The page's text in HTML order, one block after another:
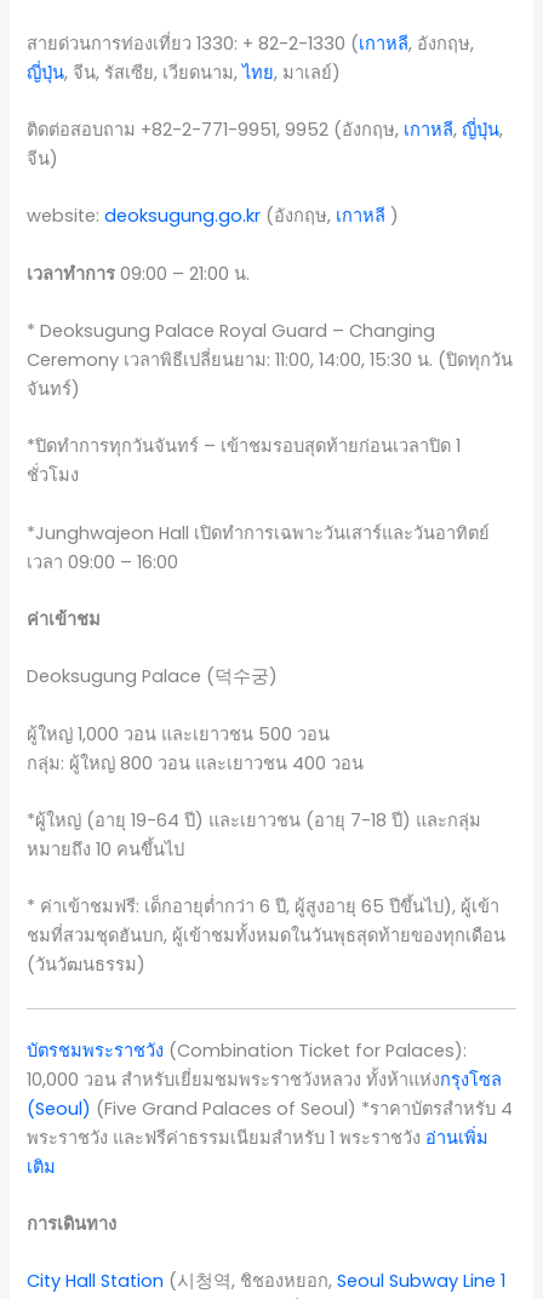
สายด่วนการท่องเที่ยว 1330: + 82-2-1330 (เกาหลี, อังกฤษ,
ญี่ปุ่น, จีน, รัสเซีย, เวียดนาม,ไทย, มาเลย์)
ติดต่อสอบถาม +82-2-771-9951, 9952 (อังกฤษ, เกาหลี,ญี่ปุ่น,
จีน)
website:deoksugung.go.kr (อังกฤษ, เกาหลี )
เวลาทำการ09:00 – 21:00 น.
* Deoksugung Palace Royal Guard – Changing
Ceremony เวลาพิธีเปลี่ยนยาม: 11:00, 14:00, 15:30 น. (ปิดทุกวัน
จันทร์)
*ปิดทำการทุกวันจันทร์ – เข้าชมรอบสุดท้ายก่อนเวลาปิด 1
ชั่วโมง
*Junghwajeon Hall เปิดทำการเฉพาะวันเสาร์และวันอาทิตย์
เวลา 09:00 – 16:00
ค่าเข้าชม
Deoksugung Palace (덕수궁)
ผู้ใหญ่ 1,000 วอน และเยาวชน 500 วอน
กลุ่ม: ผู้ใหญ่ 800 วอน และเยาวชน 400 วอน
*ผู้ใหญ่ (อายุ 19-64 ปี) และเยาวชน (อายุ 7-18 ปี) และกลุ่ม
หมายถึง 10 คนขึ้นไป
* ค่าเข้าชมฟรี: เด็กอายุต่ำกว่า 6 ปี, ผู้สูงอายุ 65 ปีขึ้นไป), ผู้เข้า
ชมที่สวมชุดฮันบก, ผู้เข้าชมทั้งหมดในวันพุธสุดท้ายของทุกเดือน
(วันวัฒนธรรม)
บัตรชมพระราชวัง (Combination Ticket for Palaces):
10,000 วอน สำหรับเยี่ยมชมพระราชวังหลวง ทั้งห้าแห่งกรุงโซล
(Seoul) (Five Grand Palaces of Seoul) *ราคาบัตรสำหรับ 4
พระราชวัง และฟรีค่าธรรมเนียมสำหรับ 1 พระราชวัง อ่านเพิ่ม
เติม
การเดินทาง
City Hall Station (시청역, ชิชองหยอก,Seoul Subway Line 1